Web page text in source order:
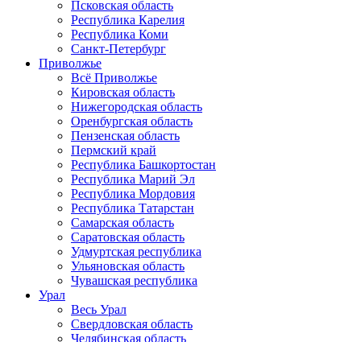
Псковская область
Республика Карелия
Республика Коми
Санкт-Петербург
Приволжье
Всё Приволжье
Кировская область
Нижегородская область
Оренбургская область
Пензенская область
Пермский край
Республика Башкортостан
Республика Марий Эл
Республика Мордовия
Республика Татарстан
Самарская область
Саратовская область
Удмуртская республика
Ульяновская область
Чувашская республика
Урал
Весь Урал
Свердловская область
Челябинская область